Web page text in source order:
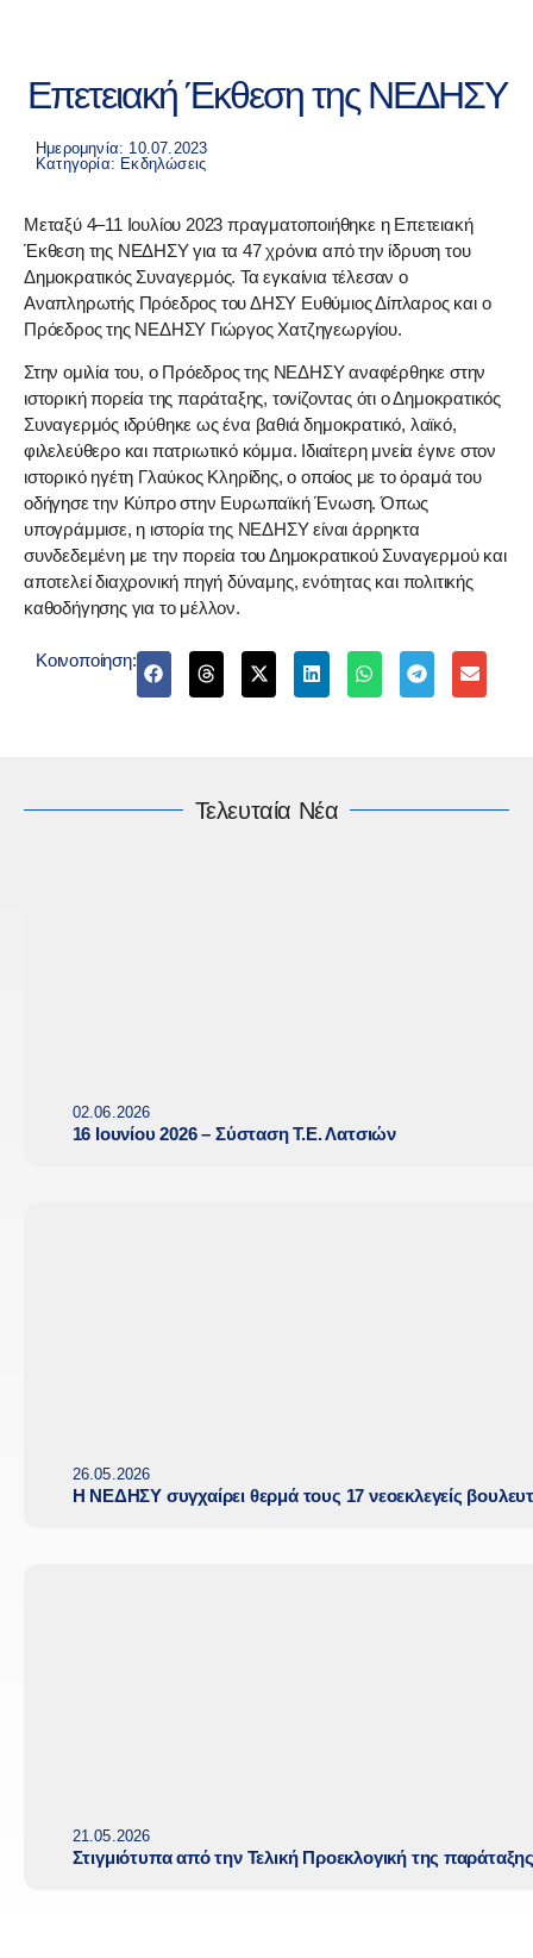
Επετειακή Έκθεση της ΝΕΔΗΣΥ
Ημερομηνία: 10.07.2023
Κατηγορία: Εκδηλώσεις
Μεταξύ 4–11 Ιουλίου 2023 πραγματοποιήθηκε η Επετειακή
Έκθεση της ΝΕΔΗΣΥγια τα 47 χρόνια από την ίδρυση του
Δημοκρατικός Συναγερμός. Τα εγκαίνια τέλεσαν ο
Αναπληρωτής Πρόεδρος του ΔΗΣΥ Ευθύμιος Δίπλαροςκαι ο
Πρόεδρος της ΝΕΔΗΣΥ Γιώργος Χατζηγεωργίου.
Στην ομιλία του, ο Πρόεδρος της ΝΕΔΗΣΥ αναφέρθηκε στην
ιστορική πορεία της παράταξης, τονίζοντας ότι ο Δημοκρατικός
Συναγερμός ιδρύθηκε ως ένα βαθιά δημοκρατικό, λαϊκό,
φιλελεύθερο και πατριωτικό κόμμα. Ιδιαίτερη μνεία έγινε στον
ιστορικό ηγέτη Γλαύκος Κληρίδης, ο οποίος με το όραμά του
οδήγησε την Κύπρο στην Ευρωπαϊκή Ένωση. Όπως
υπογράμμισε, η ιστορία της ΝΕΔΗΣΥ είναι άρρηκτα
συνδεδεμένη με την πορεία του Δημοκρατικού Συναγερμού και
αποτελεί διαχρονική πηγή δύναμης, ενότητας και πολιτικής
καθοδήγησης για το μέλλον.
Κοινοποίηση:
Τελευταία Νέα
02.06.2026
16 Ιουνίου 2026 – Σύσταση Τ.Ε. Λατσιών
26.05.2026
Η ΝΕΔΗΣΥ συγχαίρει θερμά τους 17 νεοεκλεγείς
21.05.2026
Στιγμιότυπα από την Τελική Προεκλογική της